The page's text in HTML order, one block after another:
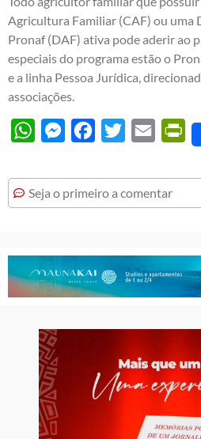
Agricultura Familiar (CAF) ou uma
Pronaf (DAF) ativa pode aderir ao
especiais do programa estão o
e a linha Pessoa Jurídica,
associações.
WhatsAppMessengerFacebook
Twitter Email
Seja o primeiro a comentar